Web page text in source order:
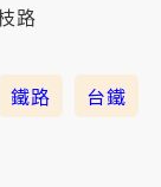
路
鐵路
台鐵